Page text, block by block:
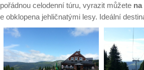
celodenní túru, vyrazit můžete
obklopena jehličnatými lesy. Ideální